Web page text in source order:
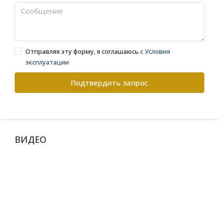
Отправляя эту форму, я соглашаюсь сУсловия
эксплуатации
Подтвердить запрос
ВИДЕО